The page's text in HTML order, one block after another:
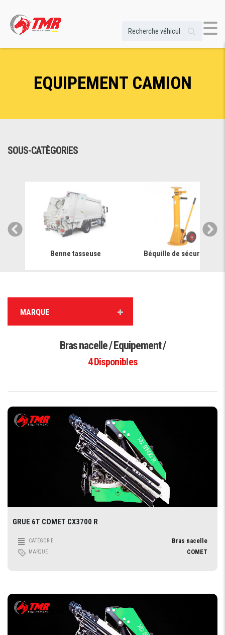
EQUIPEMENT CAMION
SOUS-CATÈGORIES
Benne tasseuse Béquille de sécurité
MARQUE
Bras nacelle / Equipement /
4Disponibles
GRUE 6T COMET CX3700 R
CATÉGORIE Bras nacelle
MARQUE COMET